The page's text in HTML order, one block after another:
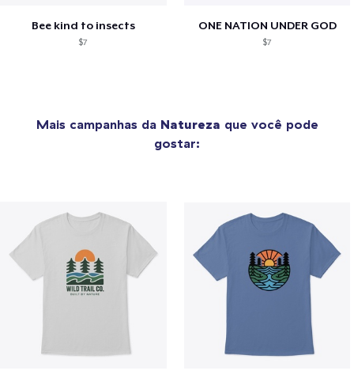
Bee kind to insects
$7
ONE NATION UNDER GOD
$7
Mais campanhas da Natureza que você pode
gostar: